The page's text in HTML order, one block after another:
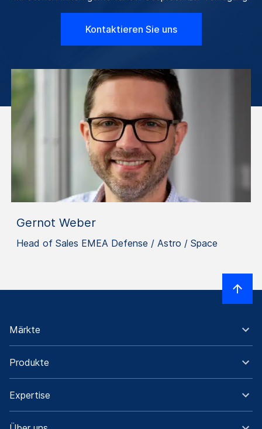
Kontaktieren Sie uns
Gernot Weber
Head of Sales EMEA Defense / Astro / Space
Märkte
Produkte
Expertise